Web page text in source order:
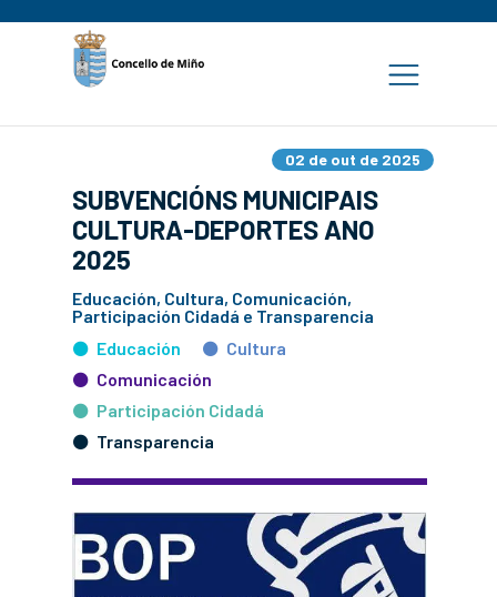
02 de out de 2025
SUBVENCIÓNS MUNICIPAIS
CULTURA-DEPORTES ANO
2025
Educación, Cultura, Comunicación,
Participación Cidadá e Transparencia
Educación
Cultura
Comunicación
Participación Cidadá
Transparencia